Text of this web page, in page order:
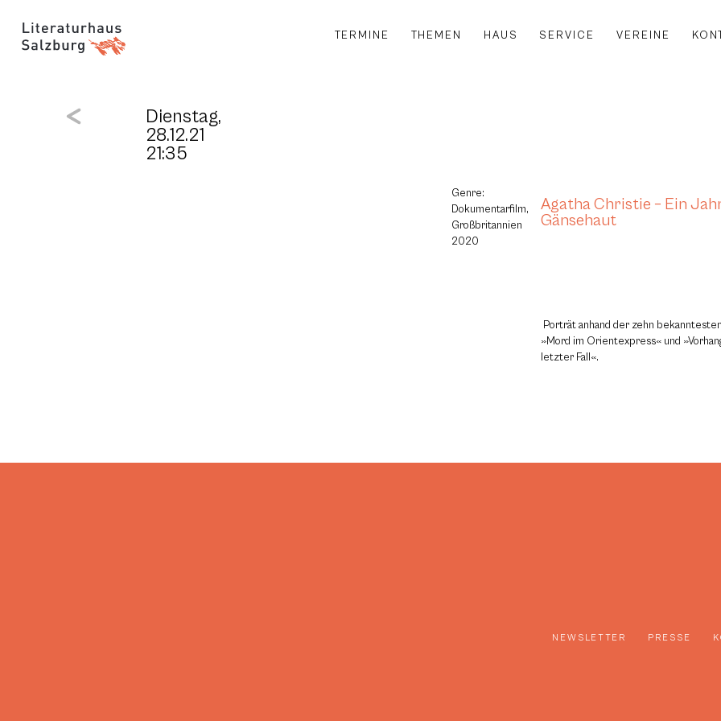
TERMINE THEMEN HAUS SERVICE VEREINE
Dienstag,
28.12.21
21:35
Genre:
Dokumentarfilm,
Großbritannien
2020
Agatha Christie – Ein
Gänsehaut
Porträt anhand der zehn
»Mord im Orientexpress« und
letzter Fall«.
NEWSLETTER PRESSE